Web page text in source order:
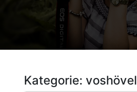
Kategorie: voshövel